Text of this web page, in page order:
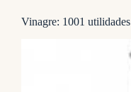
Vinagre: 1001 utilidades